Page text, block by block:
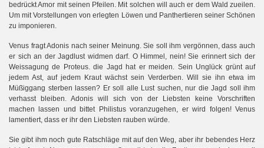
bedrückt Amor mit seinen Pfeilen. Mit solchen will auch er dem Wald zueilen.
Um mit Vorstellungen von erlegten Löwen und Panthertieren seiner Schönen
zu imponieren.
Venus fragt Adonis nach seiner Meinung. Sie soll ihm vergönnen, dass auch
er sich an der Jagdlust widmen darf. O Himmel, nein! Sie erinnert sich der
Weissagung de Proteus. die Jagd hat er meiden. Sein Unglück grünt auf
jedem Ast, auf jedem Kraut wächst sein Verderben. Will sie ihn etwa im
Müßiggang sterben lassen? Er soll alle Lust suchen, nur die Jagd soll ihm
verhasst bleiben. Adonis will sich von der Liebsten keine Vorschriften
machen lassen und bittet Philistus voranzugehen, er wird folgen! Venus
lamentiert, dass er ihr den Liebsten rauben würde.
Sie gibt ihm noch gute Ratschläge mit auf den Weg, aber ihr bebendes Herz